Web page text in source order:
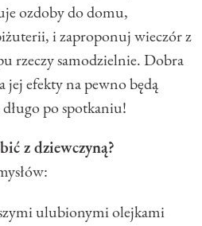
ozdoby do domu,
i zaproponuj wieczór z
rzeczy samodzielnie. Dobra
jej efekty na pewno będą
po spotkaniu!
z dziewczyną?
ulubionymi olejkami